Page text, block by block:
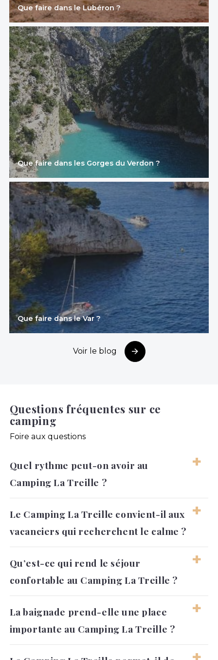
Que faire dans le Lubéron ?
Que faire dans les Gorges du Verdon ?
Que faire dans le Var ?
Voir le blog
Questions fréquentes sur ce
camping
Foire aux questions
Quel rythme peut-on avoir au
Camping La Treille ?
journées entre piscine, repos, plage et petites
activités. Chacun peut adapter son rythme
Le Camping La Treille convient-il aux
vacanciers qui recherchent le calme ?
cadre végétalisé permettent de profiter d’un
séjour reposant. Il reste aussi adapté aux
Qu’est-ce qui rend le séjour
confortable au Camping La Treille ?
camping, des services utiles et des
hébergements adaptés à différents besoins.
La baignade prend-elle une place
importante au Camping La Treille ?
Oui, la piscine et les équipements aquatiques